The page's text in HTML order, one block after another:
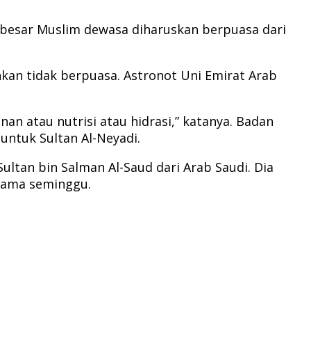
Muslim dewasa diharuskan berpuasa dari
tidak berpuasa. Astronot Uni Emirat Arab
atau nutrisi atau hidrasi,” katanya. Badan
Sultan Al-Neyadi.
bin Salman Al-Saud dari Arab Saudi. Dia
seminggu.